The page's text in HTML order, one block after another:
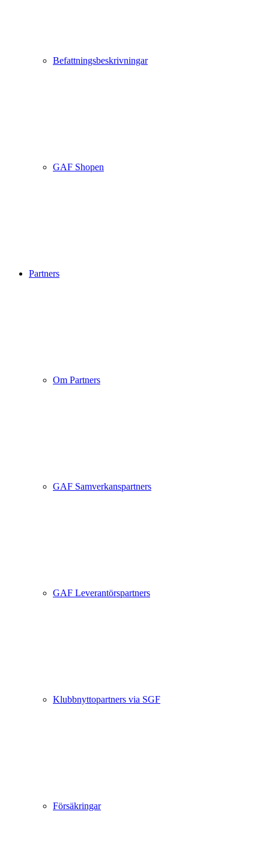
Befattningsbeskrivningar
GAF Shopen
Partners
Om Partners
GAF Samverkanspartners
GAF Leverantörspartners
Klubbnyttopartners via SGF
Försäkringar